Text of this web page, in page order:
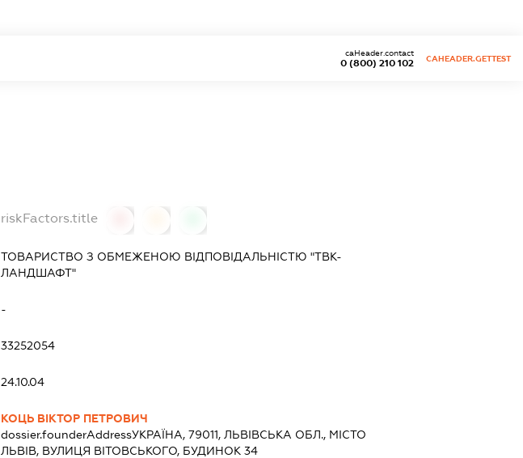
0 (800) 210 102
caHeader.contact
CAHEADER.GETTEST
riskFactors.title
ТОВАРИСТВО З ОБМЕЖЕНОЮ ВІДПОВІДАЛЬНІСТЮ "ТВК-
ЛАНДШАФТ"
-
33252054
24.10.04
КОЦЬ ВІКТОР ПЕТРОВИЧ
dossier.founderAddressУКРАЇНА, 79011, ЛЬВІВСЬКА ОБЛ., МІСТО
ЛЬВІВ, ВУЛИЦЯ ВІТОВСЬКОГО, БУДИНОК 34